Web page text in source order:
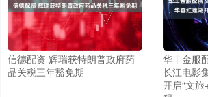
信德配资 辉瑞获特朗普政府药
品关税三年豁免期
华丰金服
长江电影
开启“文